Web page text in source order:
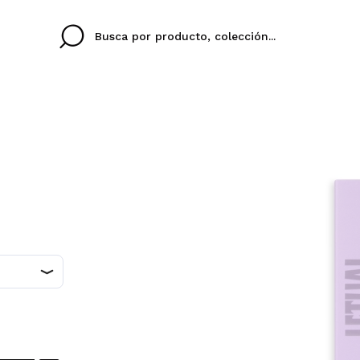
Al crear una cuenta
rápidamente, revisar
IDIOMA
Ines
colori